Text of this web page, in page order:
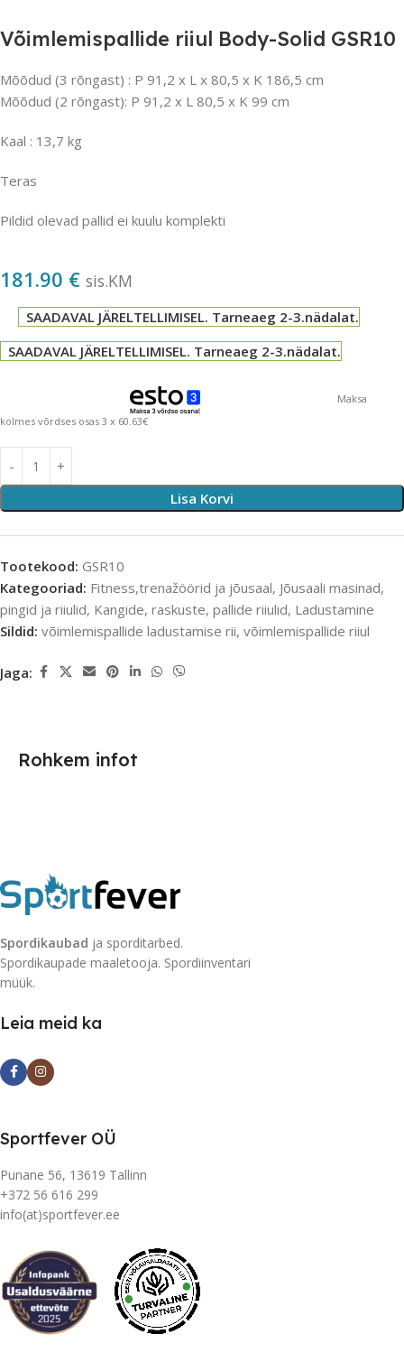
Võimlemispallide riiul Body-Solid GSR10
Mõõdud (3 rõngast) : P 91,2 x L x 80,5 x K 186,5 cm
Mõõdud (2 rõngast): P 91,2 x L 80,5 x K 99 cm
Kaal : 13,7 kg
Teras
Pildid olevad pallid ei kuulu komplekti
181.90 € sis.KM
SAADAVAL JÄRELTELLIMISEL. Tarneaeg 2-3.nädalat.
SAADAVAL JÄRELTELLIMISEL. Tarneaeg 2-3.nädalat.
Maksa
kolmes võrdses osas 3 x 60.63€
Lisa Korvi
Tootekood: GSR10
Kategooriad: Fitness,trenažöörid ja jõusaal, Jõusaali masinad,
pingid ja riiulid, Kangide, raskuste, pallide riiulid, Ladustamine
Sildid: võimlemispallide ladustamise rii, võimlemispallide riiul
Jaga:
Rohkem infot
Spordikaubad ja sporditarbed.
Spordikaupade maaletooja. Spordiinventari
müük.
Leia meid ka
Sportfever OÜ
Punane 56, 13619 Tallinn
+372 56 616 299
info(at)sportfever.ee